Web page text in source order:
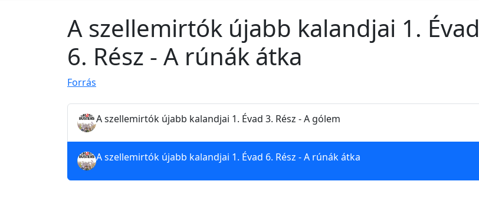
A szellemirtók újabb kalandjai 1. Évad
6. Rész - A rúnák átka
Forrás
A szellemirtók újabb kalandjai 1. Évad 3. Rész - A gólem
A szellemirtók újabb kalandjai 1. Évad 6. Rész - A rúnák átka